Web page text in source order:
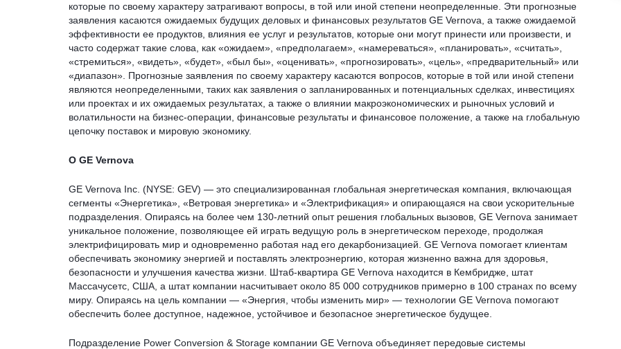
которые по своему характеру затрагивают вопросы, в той или иной степени неопределенные. Эти прогнозные
заявления касаются ожидаемых будущих деловых и финансовых результатов GE Vernova, а также ожидаемой
эффективности ее продуктов, влияния ее услуг и результатов, которые они могут принести или произвести, и
часто содержат такие слова, как «ожидаем», «предполагаем», «намереваться», «планировать», «считать»,
«стремиться», «видеть», «будет», «был бы», «оценивать», «прогнозировать», «цель», «предварительный» или
«диапазон». Прогнозные заявления по своему характеру касаются вопросов, которые в той или иной степени
являются неопределенными, таких как заявления о запланированных и потенциальных сделках, инвестициях
или проектах и их ожидаемых результатах, а также о влиянии макроэкономических и рыночных условий и
волатильности на бизнес-операции, финансовые результаты и финансовое положение, а также на глобальную
цепочку поставок и мировую экономику.
О GE Vernova
GE Vernova Inc. (NYSE: GEV) — это специализированная глобальная энергетическая компания, включающая
сегменты «Энергетика», «Ветровая энергетика» и «Электрификация» и опирающаяся на свои ускорительные
подразделения. Опираясь на более чем 130-летний опыт решения глобальных вызовов, GE Vernova занимает
уникальное положение, позволяющее ей играть ведущую роль в энергетическом переходе, продолжая
электрифицировать мир и одновременно работая над его декарбонизацией. GE Vernova помогает клиентам
обеспечивать экономику энергией и поставлять электроэнергию, которая жизненно важна для здоровья,
безопасности и улучшения качества жизни. Штаб-квартира GE Vernova находится в Кембридже, штат
Массачусетс, США, а штат компании насчитывает около 85 000 сотрудников примерно в 100 странах по всему
миру. Опираясь на цель компании — «Энергия, чтобы изменить мир» — технологии GE Vernova помогают
обеспечить более доступное, надежное, устойчивое и безопасное энергетическое будущее.
Подразделение Power Conversion & Storage компании GE Vernova объединяет передовые системы